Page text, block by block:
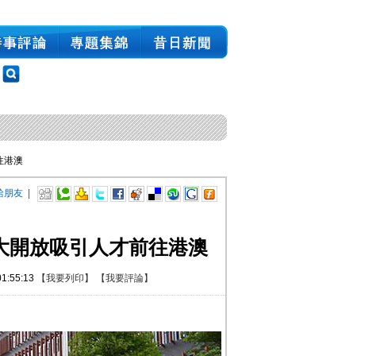
港澳
朋友 |
開放吸引人才前往港澳
【我要列印】 【我要評論】